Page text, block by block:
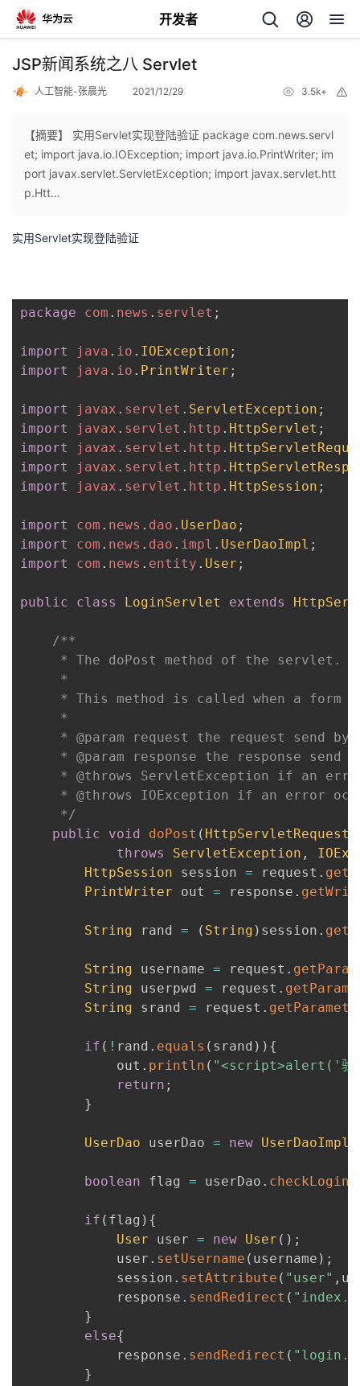
开发者
返
个
人
页
我
开
发
我
的
客
我
论
的
我
Programs
JSP新闻系统之八 Servlet
人工智能-张晨光 2021/12/29 3.5k+
【摘要】 实用Servlet实现登陆验证 package com.news.servl
et; import java.io.IOException; import java.io.PrintWriter; im
port javax.servlet.ServletException; import javax.servlet.htt
p.Htt...
实用Servlet实现登陆验证
package com . news . servlet ;
import java . io . IOException ;
import
java . io . PrintWriter ;
import javax . servlet . ServletException ;
import
javax . servlet . http . HttpServlet ;
import
javax . servlet . http .
import
javax . servlet . http .
import
javax . servlet . http . HttpSession ;
import com . news . dao . UserDao ;
import
com . news . dao . impl . UserDaoImpl ;
import
com . news . entity . User ;
public class LoginServlet extends
/**
	 */
public
void doPost ( HttpServletRequest
throws
ServletException ,
HttpSession session = request .
PrintWriter out = response .
String rand = ( String ) session .
String username = request .
String userpwd = request .
String srand = request .
if ( ! rand . equals ( srand ) ) {
	   		out
. println ( "<script>alert('验
return ;
}
UserDao userDao = new UserDaoImpl
boolean flag = userDao . checkLogin
if ( flag ) {
User user = new User ( ) ;
	   		user
. setUsername ( username ) ;
	   		session
. setAttribute ( "user" ,
	   		response
. sendRedirect (
}
else{
	   		response
. sendRedirect (
}